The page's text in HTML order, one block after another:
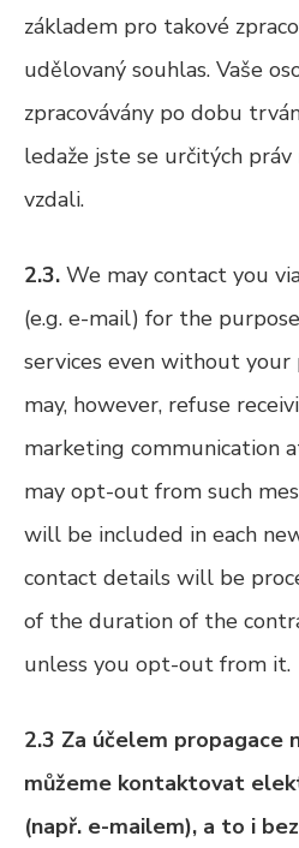
základem pro takové
udělovaný souhlas. Vaše
zpracovávány po dobu
ledaže jste se určitých
vzdali.
2.3. We may contact you
(e.g. e-mail) for the
services even without your
may, however, refuse
marketing communication
may opt-out from such
will be included in each
contact details will be
of the duration of the
unless you opt-out from it.
2.3 Za účelem propagace
můžeme kontaktovat
(např. e-mailem), a to i